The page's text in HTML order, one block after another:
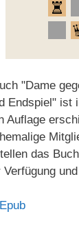
"Dame
Endspiel" ist
Auflage
das
Verfügung
Epub